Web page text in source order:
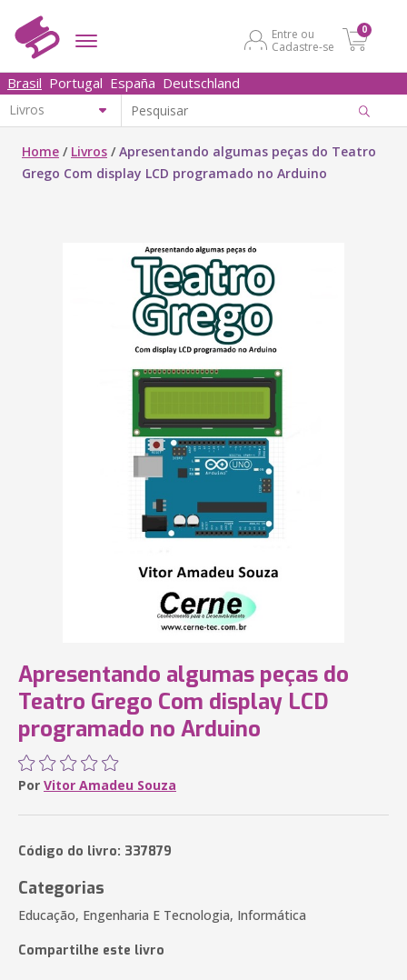
Entre ou
Cadastre-se
0
Brasil Portugal España Deutschland
Home / Livros /Apresentando algumas peças do Teatro
Grego Com display LCD programado no Arduino
Apresentando algumas peças do
Teatro Grego Com display LCD
programado no Arduino
Por Vitor Amadeu Souza
Código do livro: 337879
Categorias
Educação, Engenharia E Tecnologia, Informática
Compartilhe este livro